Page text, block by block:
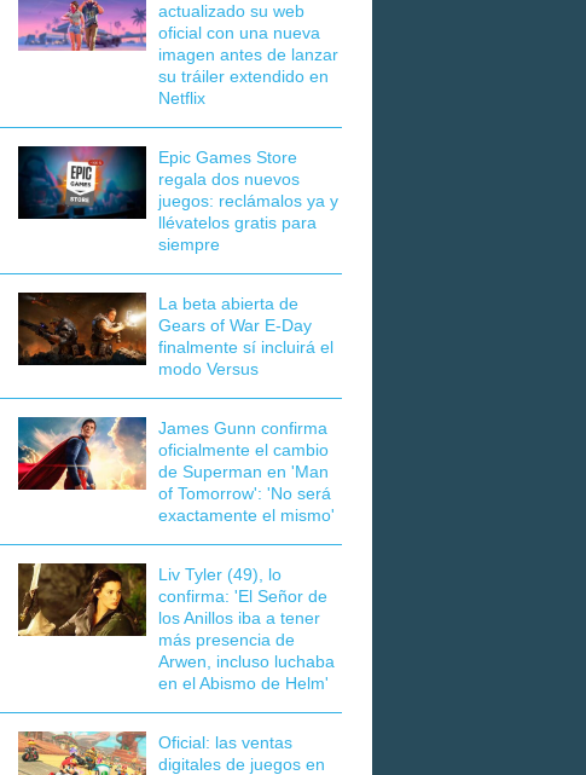
actualizado su web
oficial con una nueva
imagen antes de lanzar
su tráiler extendido en
Netflix
Epic Games Store
regala dos nuevos
juegos: reclámalos ya y
llévatelos gratis para
siempre
La beta abierta de
Gears of War E-Day
finalmente sí incluirá el
modo Versus
James Gunn confirma
oficialmente el cambio
de Superman en 'Man
of Tomorrow': 'No será
exactamente el mismo'
Liv Tyler (49), lo
confirma: 'El Señor de
los Anillos iba a tener
más presencia de
Arwen, incluso luchaba
en el Abismo de Helm'
Oficial: las ventas
digitales de juegos en